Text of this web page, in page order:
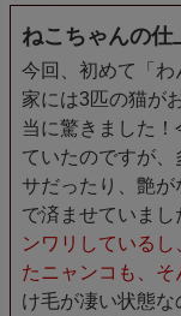
ねこちゃんの仕
今回、初めて「
家には3匹の猫が
当に驚きました
ていたのですが
サだったり、艶
で済ませていま
ンワリしている
たニャンコも、
け毛が凄い状態